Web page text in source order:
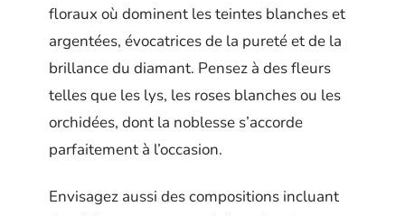
floraux où dominent les teintes blanches et
argentées, évocatrices de la pureté et de la
brillance du diamant. Pensez à des fleurs
telles que les lys, les roses blanches ou les
orchidées, dont la noblesse s’accorde
parfaitement à l’occasion.
Envisagez aussi des compositions incluant